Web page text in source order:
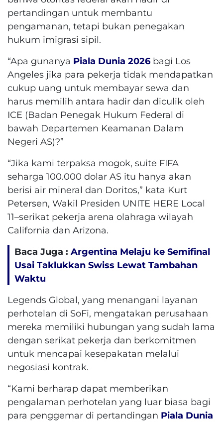
pertandingan untuk membantu
pengamanan, tetapi bukan penegakan
hukum imigrasi sipil.
“Apa gunanya Piala Dunia 2026 bagi Los
Angeles jika para pekerja tidak mendapatkan
cukup uang untuk membayar sewa dan
harus memilih antara hadir dan diculik oleh
ICE (Badan Penegak Hukum Federal di
bawah Departemen Keamanan Dalam
Negeri AS)?”
“Jika kami terpaksa mogok, suite FIFA
seharga 100.000 dolar AS itu hanya akan
berisi air mineral dan Doritos,” kata Kurt
Petersen, Wakil Presiden UNITE HERE Local
11–serikat pekerja arena olahraga wilayah
California dan Arizona.
Baca Juga : Argentina Melaju ke Semifinal
Usai Taklukkan Swiss Lewat Tambahan
Waktu
Legends Global, yang menangani layanan
perhotelan di SoFi, mengatakan perusahaan
mereka memiliki hubungan yang sudah lama
dengan serikat pekerja dan berkomitmen
untuk mencapai kesepakatan melalui
negosiasi kontrak.
“Kami berharap dapat memberikan
pengalaman perhotelan yang luar biasa bagi
para penggemar di pertandingan Piala Dunia